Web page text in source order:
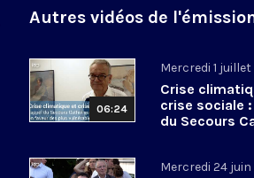
Autres vidéos de
06:24
Mercredi 1
Crise
crise sociale :
du Secours
Mercredi 24 juin